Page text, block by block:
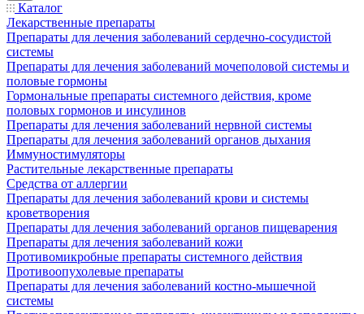
Каталог
Лекарственные препараты
Препараты для лечения заболеваний сердечно-сосудистой
системы
Препараты для лечения заболеваний мочеполовой системы и
половые гормоны
Гормональные препараты системного действия, кроме
половых гормонов и инсулинов
Препараты для лечения заболеваний нервной системы
Препараты для лечения заболеваний органов дыхания
Иммуностимуляторы
Растительные лекарственные препараты
Средства от аллергии
Препараты для лечения заболеваний крови и системы
кроветворения
Препараты для лечения заболеваний органов пищеварения
Препараты для лечения заболеваний кожи
Противомикробные препараты системного действия
Противоопухолевые препараты
Препараты для лечения заболеваний костно-мышечной
системы